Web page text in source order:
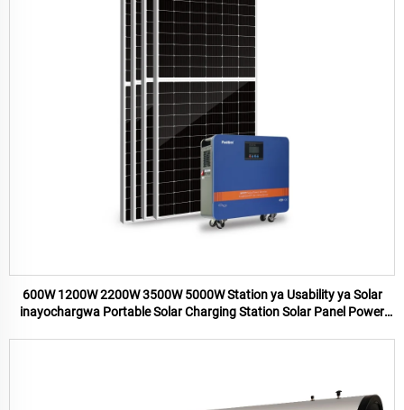
600W 1200W 2200W 3500W 5000W Station ya Usability ya Solar
inayochargwa Portable Solar Charging Station Solar Panel Power